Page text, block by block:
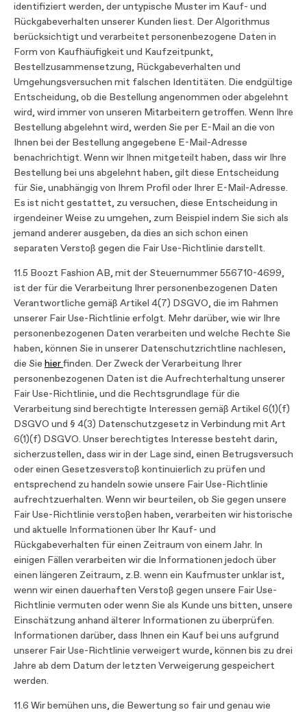
identifiziert werden, der untypische Muster im Kauf- und
Rückgabeverhalten unserer Kunden liest. Der Algorithmus
berücksichtigt und verarbeitet personenbezogene Daten in
Form von Kaufhäufigkeit und Kaufzeitpunkt,
Bestellzusammensetzung, Rückgabeverhalten und
Umgehungsversuchen mit falschen Identitäten. Die endgültige
Entscheidung, ob die Bestellung angenommen oder abgelehnt
wird, wird immer von unseren Mitarbeitern getroffen. Wenn Ihre
Bestellung abgelehnt wird, werden Sie per E-Mail an die von
Ihnen bei der Bestellung angegebene E-Mail-Adresse
benachrichtigt. Wenn wir Ihnen mitgeteilt haben, dass wir Ihre
Bestellung bei uns abgelehnt haben, gilt diese Entscheidung
für Sie, unabhängig von Ihrem Profil oder Ihrer E-Mail-Adresse.
Es ist nicht gestattet, zu versuchen, diese Entscheidung in
irgendeiner Weise zu umgehen, zum Beispiel indem Sie sich als
jemand anderer ausgeben, da dies an sich schon einen
separaten Verstoß gegen die Fair Use-Richtlinie darstellt.
11.5 Boozt Fashion AB, mit der Steuernummer 556710-4699,
ist der für die Verarbeitung Ihrer personenbezogenen Daten
Verantwortliche gemäß Artikel 4(7) DSGVO, die im Rahmen
unserer Fair Use-Richtlinie erfolgt. Mehr darüber, wie wir Ihre
personenbezogenen Daten verarbeiten und welche Rechte Sie
haben, können Sie in unserer Datenschutzrichtline nachlesen,
die Sie hierfinden. Der Zweck der Verarbeitung Ihrer
personenbezogenen Daten ist die Aufrechterhaltung unserer
Fair Use-Richtlinie, und die Rechtsgrundlage für die
Verarbeitung sind berechtigte Interessen gemäß Artikel 6(1)(f)
DSGVO und § 4(3) Datenschutzgesetz in Verbindung mit Art
6(1)(f) DSGVO. Unser berechtigtes Interesse besteht darin,
sicherzustellen, dass wir in der Lage sind, einen Betrugsversuch
oder einen Gesetzesverstoß kontinuierlich zu prüfen und
entsprechend zu handeln sowie unsere Fair Use-Richtlinie
aufrechtzuerhalten. Wenn wir beurteilen, ob Sie gegen unsere
Fair Use-Richtlinie verstoßen haben, verarbeiten wir historische
und aktuelle Informationen über Ihr Kauf- und
Rückgabeverhalten für einen Zeitraum von einem Jahr. In
einigen Fällen verarbeiten wir die Informationen jedoch über
einen längeren Zeitraum, z.B. wenn ein Kaufmuster unklar ist,
wenn wir einen dauerhaften Verstoß gegen unsere Fair Use-
Richtlinie vermuten oder wenn Sie als Kunde uns bitten, unsere
Einschätzung anhand älterer Informationen zu überprüfen.
Informationen darüber, dass Ihnen ein Kauf bei uns aufgrund
unserer Fair Use-Richtlinie verweigert wurde, können bis zu drei
Jahre ab dem Datum der letzten Verweigerung gespeichert
werden.
11.6 Wir bemühen uns, die Bewertung so fair und genau wie